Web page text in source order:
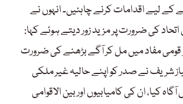
کے لیے اقدامات کرنے چاہئیں۔ انہوں نے
اتحاد کی ضرورت پر مزید زور دیتے ہوئے کہا:
قومی مفاد میں مل کر آگے بڑھنے کی ضرورت
شریف نے صدر کو اپنے حالیہ غیر ملکی
کیا، ان کی کامیابیوں اور بین الاقوامی